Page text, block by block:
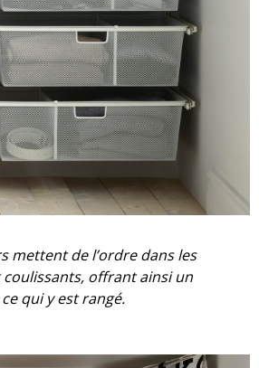
mettent de l’ordre dans les
offrant ainsi un
qui y est rangé.